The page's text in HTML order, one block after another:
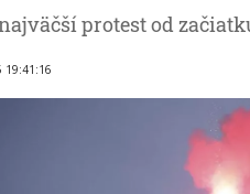
protest od
19:41:16